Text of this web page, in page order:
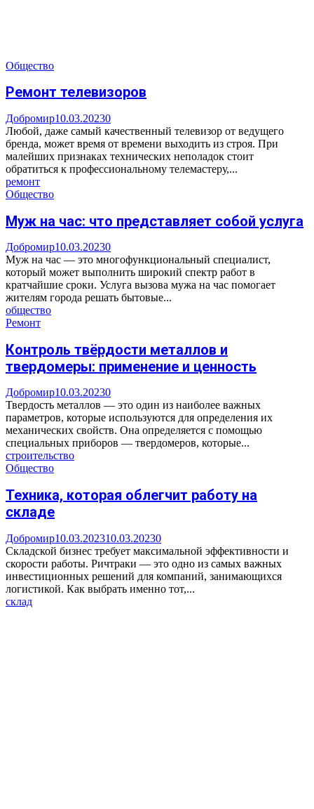
Общество
Ремонт телевизоров
Добромир10.03.20230
Любой, даже самый качественный телевизор от ведущего
бренда, может время от времени выходить из строя. При
малейших признаках технических неполадок стоит
обратиться к профессиональному телемастеру,...
ремонт
Общество
Муж на час: что представляет собой услуга
Добромир10.03.20230
Муж на час — это многофункциональный специалист,
который может выполнить широкий спектр работ в
кратчайшие сроки. Услуга вызова мужа на час помогает
жителям города решать бытовые...
общество
Ремонт
Контроль твёрдости металлов и
твердомеры: применение и ценность
Добромир10.03.20230
Твердость металлов — это один из наиболее важных
параметров, которые используются для определения их
механических свойств. Она определяется с помощью
специальных приборов — твердомеров, которые...
строительство
Общество
Техника, которая облегчит работу на
складе
Добромир10.03.202310.03.20230
Складской бизнес требует максимальной эффективности и
скорости работы. Ричтраки — это одно из самых важных
инвестиционных решений для компаний, занимающихся
логистикой. Как выбрать именно тот,...
склад